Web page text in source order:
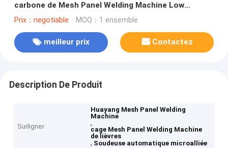
carbone de Mesh Panel Welding Machine Low
microallié
Prix：negotiable MOQ：1 ensemble
meilleur prix Contactez
Description De Produit
Surligner
Huayang Mesh Panel Welding
Machine
,
cage Mesh Panel Welding Machine
de lièvres
, Soudeuse automatique microalliée